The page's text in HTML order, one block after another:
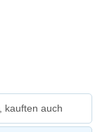
kauften auch